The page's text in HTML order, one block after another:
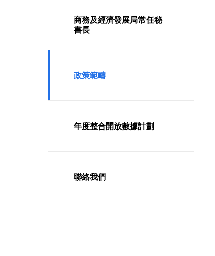
商務及經濟發展局常任秘
書長
政策範疇
年度整合開放數據計劃
聯絡我們